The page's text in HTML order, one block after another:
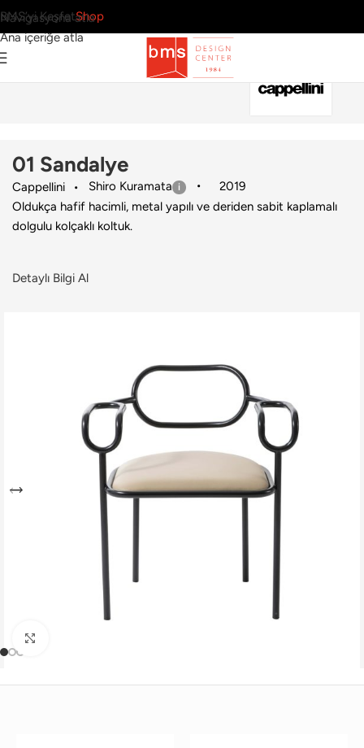
Navigasyona atla
Ana içeriğe atla
BMS’yi KeşfetShop
Cappellini›01 Sandalye
01 Sandalye
Cappellini Shiro Kuramata
2019
Oldukça hafif hacimli, metal yapılı ve deriden sabit kaplamalı
dolgulu kolçaklı koltuk.
Detaylı Bilgi Al